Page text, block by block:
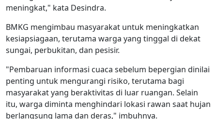
meningkat," kata Desindra.
BMKG mengimbau masyarakat untuk meningkatkan
kesiapsiagaan, terutama warga yang tinggal di dekat
sungai, perbukitan, dan pesisir.
"Pembaruan informasi cuaca sebelum bepergian dinilai
penting untuk mengurangi risiko, terutama bagi
masyarakat yang beraktivitas di luar ruangan. Selain
itu, warga diminta menghindari lokasi rawan saat hujan
berlangsung lama dan deras," imbuhnya.